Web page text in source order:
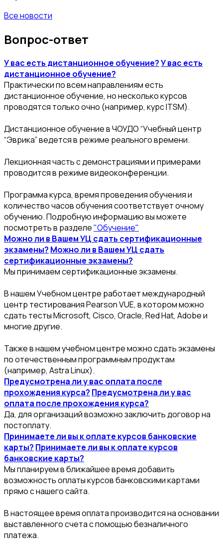
Все новости
Вопрос-ответ
У вас есть дистанционное обучение?У вас есть
дистанционное обучение?
Практически по всем направлениям есть
дистанционное обучение, но несколько курсов
проводятся только очно (например, курс ITSM).
Дистанционное обучение в ЧОУДО “Учебный центр
“Эврика” ведется в режиме реального времени.
Лекционная часть с демонстрациями и примерами
проводится в режиме видеоконференции.
Программа курса, время проведения обучения и
количество часов обучения соответствует очному
обучению. Подробную информацию вы можете
посмотреть в разделе"Обучение"
Можно ли в Вашем УЦ сдать сертификационные
экзамены? Можно ли в Вашем УЦ сдать
сертификационные экзамены?
Мы принимаем сертификационные экзамены.
В нашем Учебном центре работает международный
центр тестирования Pearson VUE, в котором можно
сдать тесты Microsoft, Cisco, Oracle, Red Hat, Adobe и
многие другие.
Также в нашем учебном центре можно сдать экзамены
по отечественным программным продуктам
(например, Astra Linux).
Предусмотрена ли у вас оплата после
прохождения курса? Предусмотрена ли у вас
оплата после прохождения курса?
Да, для организаций возможно заключить договор на
постоплату.
Принимаете ли вы к оплате курсов банковские
карты? Принимаете ли вы к оплате курсов
банковские карты?
Мы планируем в ближайшее время добавить
возможность оплаты курсов банковскими картами
прямо с нашего сайта.
В настоящее время оплата производится на основании
выставленного счета с помощью безналичного
платежа.